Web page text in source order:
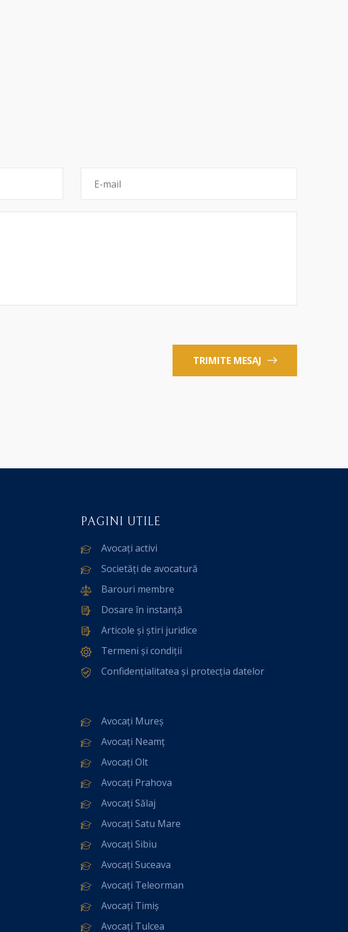
TRIMITE MESAJ
PAGINI UTILE
Avocați activi
Societăți de avocatură
Barouri membre
Dosare în instanță
Articole și știri juridice
Termeni și condiții
Confidențialitatea și protecția datelor
Avocați Mureș
Avocați Neamț
Avocați Olt
Avocați Prahova
Avocați Sălaj
Avocați Satu Mare
Avocați Sibiu
Avocați Suceava
Avocați Teleorman
Avocați Timiș
Avocați Tulcea